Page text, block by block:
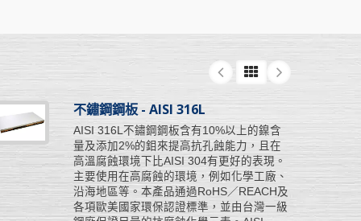
不鏽鋼鋼板 - AISI 316L
AISI 316L不鏽鋼鋼板含有10%以上的鎳含
量及添加2%的鉬來提高抗孔蝕能力，且在
高溫腐蝕環境下比AISI 304有更好的表現。
主要使用在高腐蝕的環境，例如化學工廠、
沿海地區等。本產品通過RoHS／REACH及
各項歐美國家環保認證標準，並由台灣一級